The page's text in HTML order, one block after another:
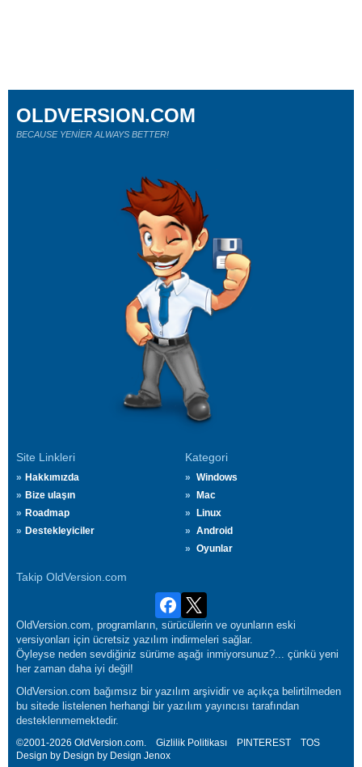
Site Linkleri
Hakkımızda
Bize ulaşın
Roadmap
Destekleyiciler
Kategori
Windows
Mac
Linux
Android
Oyunlar
Takip OldVersion.com
OLDVERSION.COM
BECAUSE YENİER ALWAYS BETTER!
OldVersion.com, programların, sürücülerin ve oyunların eski
versiyonları için ücretsiz yazılım indirmeleri sağlar.
Öyleyse neden sevdiğiniz sürüme aşağı inmiyorsunuz?... çünkü yeni
her zaman daha iyi değil!
OldVersion.com bağımsız bir yazılım arşividir ve açıkça belirtilmeden
bu sitede listelenen herhangi bir yazılım yayıncısı tarafından
desteklenmemektedir.
©2001-2026 OldVersion.com. Gizlilik Politikası PINTEREST
TOS
Design by Design by Design Jenox